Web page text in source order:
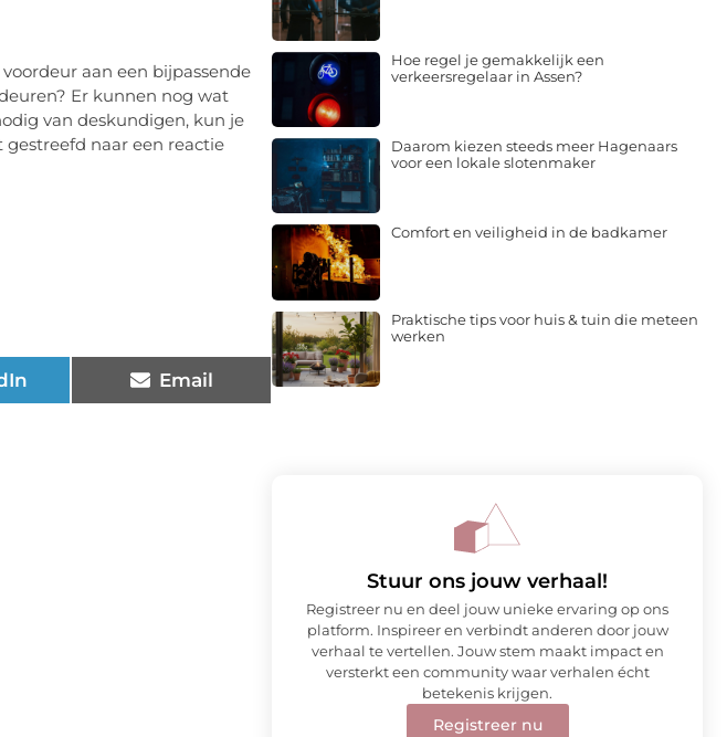
aan een bijpassende
Er kunnen nog wat
van deskundigen, kun je
naar een reactie
Email
Hoe regel je gemakkelijk een
verkeersregelaar in Assen?
Daarom kiezen steeds meer Hagenaars
voor een lokale slotenmaker
Comfort en veiligheid in de badkamer
Praktische tips voor huis & tuin die meteen
werken
Stuur ons jouw verhaal!
Registreer nu en deel jouw unieke ervaring op ons
platform. Inspireer en verbindt anderen door jouw
verhaal te vertellen. Jouw stem maakt impact en
versterkt een community waar verhalen écht
betekenis krijgen.
Registreer nu